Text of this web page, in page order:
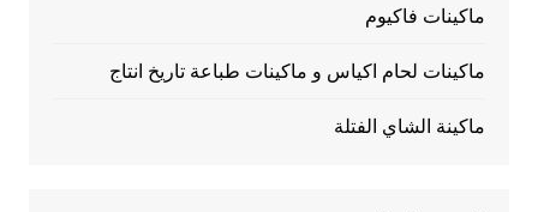
ماكينات فاكيوم
ماكينات لحام اكياس و ماكينات طباعة تاريخ انتاج
ماكينة الشاي الفتلة